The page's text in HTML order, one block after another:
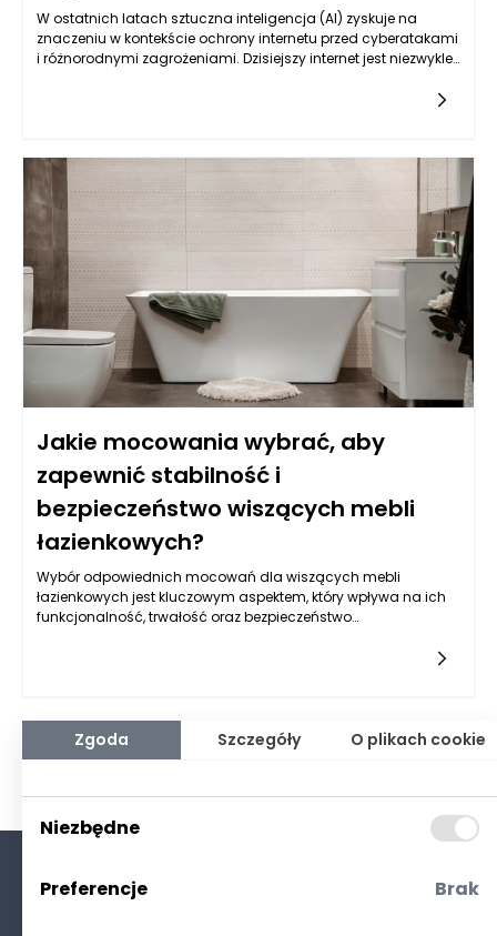
W ostatnich latach sztuczna inteligencja (AI) zyskuje na
znaczeniu w kontekście ochrony internetu przed cyberatakami
i różnorodnymi zagrożeniami. Dzisiejszy internet jest niezwykle
wyzwania. AI ma potencjał zrewolucjonizować sposób, w jaki
zabezpieczamy systemy informatyczne, oferując szybsze i
bardziej efektywne metody identyfikacji i reakcji na
zagrożenia.
Jakie mocowania wybrać, aby
zapewnić stabilność i
bezpieczeństwo wiszących mebli
łazienkowych?
Wybór odpowiednich mocowań dla wiszących mebli
łazienkowych jest kluczowym aspektem, który wpływa na ich
funkcjonalność, trwałość oraz bezpieczeństwo
łatwym. Właściwe mocowania powinny być dostosowane do
rodzaju mebli, ich wagi oraz typu ściany, na której są
zamocowane.
Zgoda Szczegóły O plikach cookie
Niezbędne
Preferencje Brak